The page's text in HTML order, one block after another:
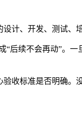
计、开发、测试、
“后续不会再动”。
收标准是否明确。